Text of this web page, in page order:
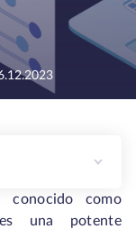
conocido como
una potente